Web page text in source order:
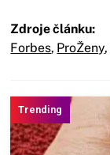
Zdroje článku:
Forbes, ProŽeny,